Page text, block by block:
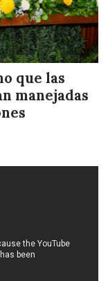
que las
manejadas